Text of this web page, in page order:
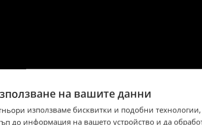
на вашите данни
използваме бисквитки и подобни технологии,
до информация на вашето устройство и да